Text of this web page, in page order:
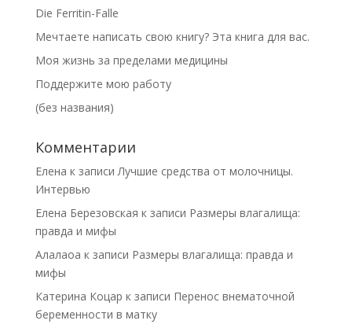
Die Ferritin-Falle
Мечтаете написать свою книгу? Эта книга для вас.
Моя жизнь за пределами медицины
Поддержите мою работу
(без названия)
Комментарии
Елена к записиЛучшие средства от молочницы.
Интервью
Елена Березовская к записи Размеры влагалища:
правда и мифы
Алалаоа к записи Размеры влагалища: правда и
мифы
Катерина Коцар к записи Перенос внематочной
беременности в матку